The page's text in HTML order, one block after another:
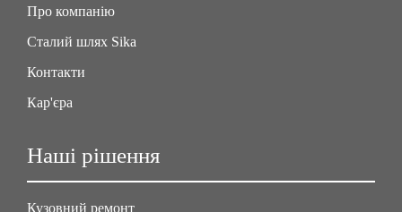
Про компанію
Сталий шлях Sika
Контакти
Кар'єра
Наші рішення
Кузовний ремонт